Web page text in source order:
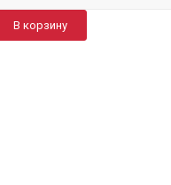
В корзину